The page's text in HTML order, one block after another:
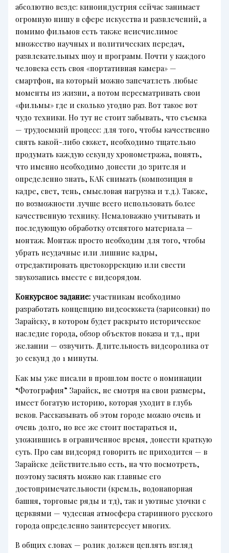
абсолютно везде: киноиндустрия сейчас занимает
огромную нишу в сфере искусства и развлечений, а
помимо фильмов есть также неисчислимое
множество научных и политических передач,
развлекательных шоу и программ. Почти у каждого
человека есть своя «портативная камера» —
смартфон, на который можно запечатлеть любые
моменты из жизни, а потом пересматривать свои
«фильмы» где и сколько угодно раз. Вот такое вот
чудо техники. Но тут не стоит забывать, что съемка
— трудоемкий процесс: для того, чтобы качественно
снять какой-либо сюжет, необходимо тщательно
продумать каждую секунду хронометража, понять,
что именно необходимо донести до зрителя и
определенно знать, КАК снимать (композиция в
кадре, свет, тень, смысловая нагрузка и т.д.). Также,
по возможности лучше всего использовать более
качественную технику. Немаловажно учитывать и
последующую обработку отснятого материала —
монтаж. Монтаж просто необходим для того, чтобы
убрать неудачные или лишние кадры,
отредактировать цветокоррекцию или свести
звукозапись вместе с видеорядом.
Конкурсное задание:участникам необходимо
разработать концепцию видеосюжета (зарисовки) по
Зарайску, в котором будет раскрыто историческое
наследие города, обзор объектов показа и тд., при
желании — озвучить. Длительность видеоролика от
30 секунд до 1 минуты.
Как мы уже писали в прошлом посте о номинации
“Фотография” Зарайск, не смотря на свои размеры,
имеет богатую историю, которая уходит в глубь
веков. Рассказывать об этом городе можно очень и
очень долго, но все же стоит постараться и,
уложившись в ограниченное время, донести краткую
суть. Про сам видеоряд говорить не приходится — в
Зарайске действительно есть, на что посмотреть,
поэтому заснять можно как главные его
достопримечательности (кремль, водонапорная
башня, торговые ряды и тд), так и уютные улочки с
церквями — чудесная атмосфера старинного русского
города определенно заинтересует многих.
В общих словах — ролик должен цеплять взгляд